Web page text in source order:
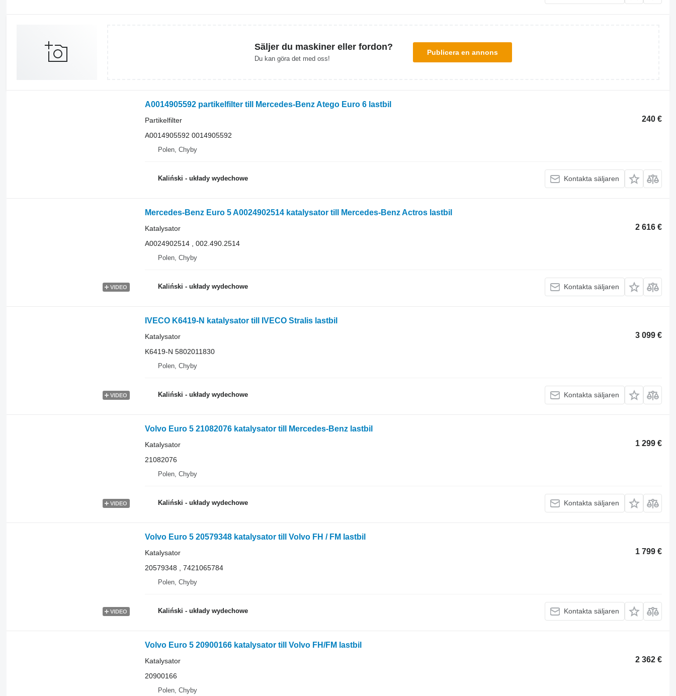
Säljer du maskiner eller fordon?
Du kan göra det med oss!
Publicera en annons
A0014905592 partikelfilter till Mercedes-Benz Atego Euro 6 lastbil
240 €
Partikelfilter
A0014905592 0014905592
Polen, Chyby
Kaliński - układy wydechowe Kontakta säljaren
VIDEO
Mercedes-Benz Euro 5 A0024902514 katalysator till Mercedes-Benz Actros lastbil
2 616 €
Katalysator
A0024902514 , 002.490.2514
Polen, Chyby
Kaliński - układy wydechowe Kontakta säljaren
VIDEO
IVECO K6419-N katalysator till IVECO Stralis lastbil
3 099 €
Katalysator
K6419-N 5802011830
Polen, Chyby
Kaliński - układy wydechowe Kontakta säljaren
VIDEO
Volvo Euro 5 21082076 katalysator till Mercedes-Benz lastbil
1 299 €
Katalysator
21082076
Polen, Chyby
Kaliński - układy wydechowe Kontakta säljaren
VIDEO
Volvo Euro 5 20579348 katalysator till Volvo FH / FM lastbil
1 799 €
Katalysator
20579348 , 7421065784
Polen, Chyby
Kaliński - układy wydechowe Kontakta säljaren
Volvo Euro 5 20900166 katalysator till Volvo FH/FM lastbil
2 362 €
Katalysator
20900166
Polen, Chyby